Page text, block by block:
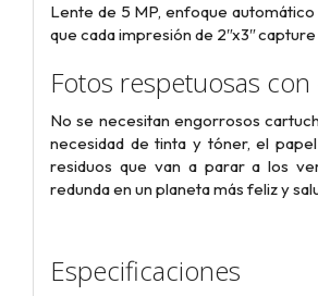
Lente de 5 MP, enfoque automático
que cada impresión de 2ʺx3ʺ
Fotos respetuosas con
No se necesitan engorrosos
necesidad de tinta y tóner, el
residuos que van a parar a los
redunda en un planeta más feliz y
Especificaciones